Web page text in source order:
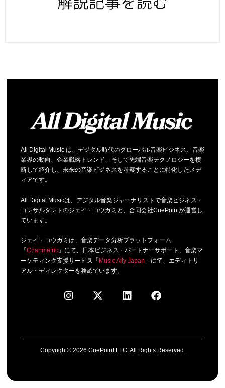
All Digital Music は、デジタル時代のグローバル音楽ビジネス、音楽
業界の動向、企業戦略トレンド、そして先端音楽テクノロジーを横
断して紹介し、未来の音楽ビジネスを考察することに特化したメデ
ィアです。
All Digital Musicは、デジタル音楽ジャーナリストで音楽ビジネス・
コンサルタントのジェイ・コウガミと、合同会社CuePointが運営し
ています。
ジェイ・コウガミは、音楽データ分析プラットフォーム
「 Chartmetric」にて、日本ビジネス・パートナーサポート、音楽マ
ーケティング支援サービス「 Music Ally Japan 」にて、エディトリ
アル・ディレクターを務めています。
Copyright© 2026 CuePoint LLC. All Rights Reserved.